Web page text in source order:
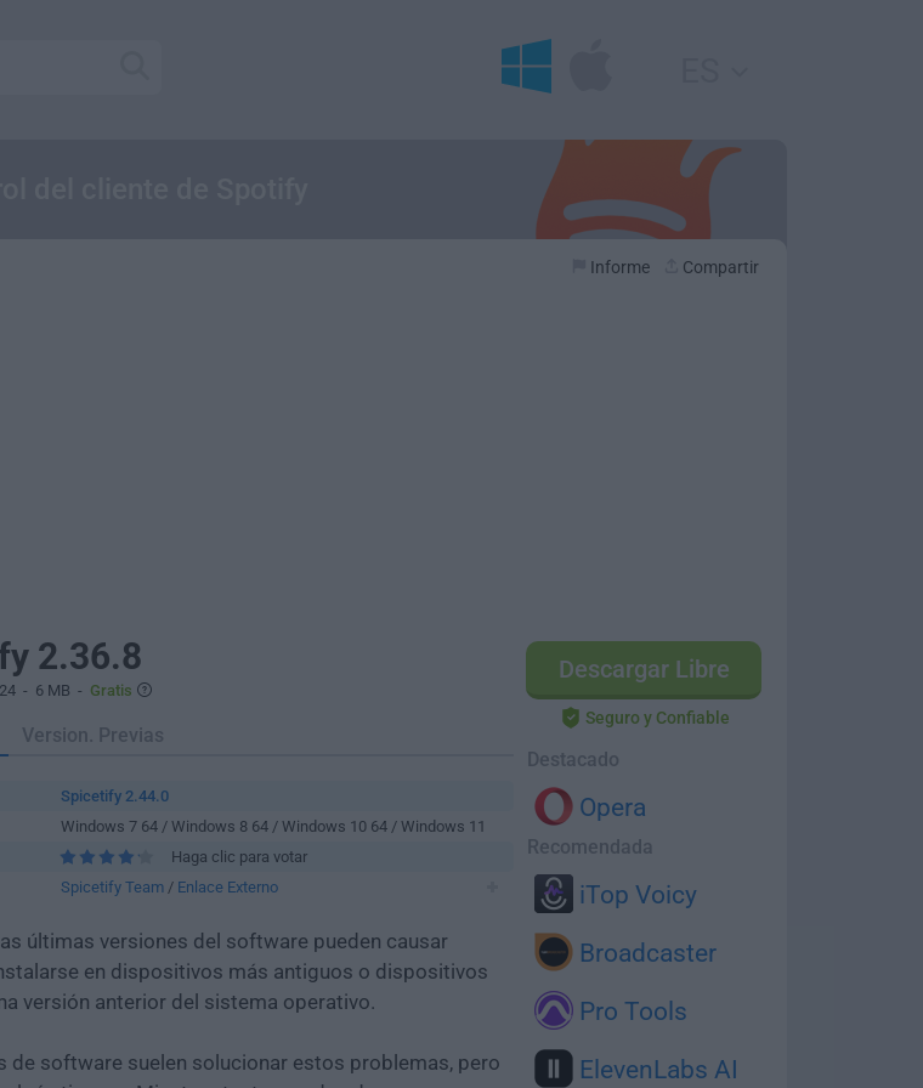
Informe Compartir
Descargar Libre
Seguro y Confiable
Destacado
Opera
Recomendada
iTop Voicy
Broadcaster
Pro Tools
ElevenLabs AI
2.36.8
- 6 MB - Gratis
Version. Previas
Spicetify 2.44.0
Windows 7 64 / Windows 8 64 / Windows 10 64 / Windows 11
Haga clic para votar
Spicetify Team / Enlace Externo
últimas versiones del software pueden causar
en dispositivos más antiguos o dispositivos
versión anterior del sistema operativo.
de software suelen solucionar estos problemas, pero